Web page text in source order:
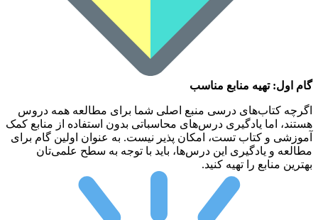
گام اول: تهیه منابع مناسب
اگرچه کتاب‌های درسی منبع اصلی شما برای مطالعه همه دروس
هستند، اما یادگیری درس‌های محاسباتی بدون استفاده از منابع کمک
آموزشی و کتاب تست، امکان پذیر نیست. به عنوان اولین گام برای
مطالعه و یادگیری این درس‌ها، باید با توجه به سطح علمی‌تان
بهترین منابع را تهیه کنید.